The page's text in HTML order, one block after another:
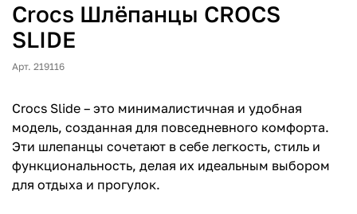
Crocs Шлёпанцы CROCS
SLIDE
Арт. 219116
Crocs Slide – это минималистичная и удобная
модель, созданная для повседневного комфорта.
Эти шлепанцы сочетают в себе легкость, стиль и
функциональность, делая их идеальным выбором
для отдыха и прогулок.